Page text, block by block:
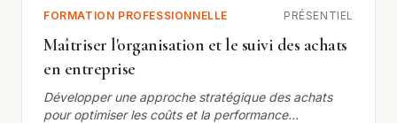
FORMATION PROFESSIONNELLE PRÉSENTIEL
Maîtriser l'organisation et le suivi des achats
en entreprise
Développer une approche stratégique des achats
pour optimiser les coûts et la performance